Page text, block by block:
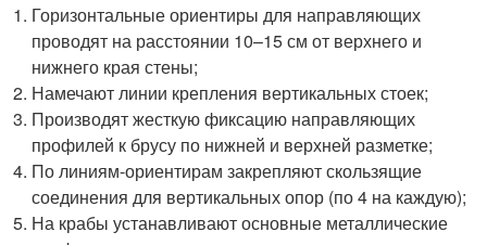
Горизонтальные ориентиры для направляющих
проводят на расстоянии 10–15 см от верхнего и
нижнего края стены;
Намечают линии крепления вертикальных стоек;
Производят жесткую фиксацию направляющих
профилей к брусу по нижней и верхней разметке;
По линиям-ориентирам закрепляют скользящие
соединения для вертикальных опор (по 4 на каждую);
На крабы устанавливают основные металлические